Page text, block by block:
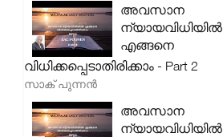
അവസാന
ന്യായവിധിയിൽ
എങ്ങനെ
വിധിക്കപ്പെടാതിരിക്കാം - Part 2
സാക് പുന്നൻ
അവസാന
ന്യായവിധിയിൽ